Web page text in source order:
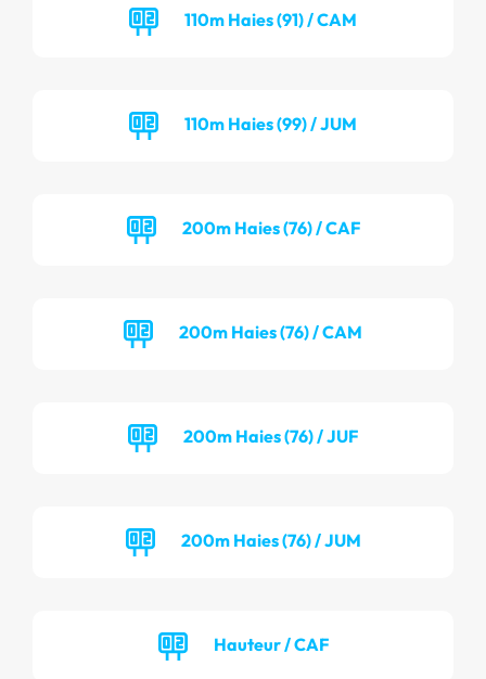
110m Haies (91) / CAM
110m Haies (99) / JUM
200m Haies (76) / CAF
200m Haies (76) / CAM
200m Haies (76) / JUF
200m Haies (76) / JUM
Hauteur / CAF